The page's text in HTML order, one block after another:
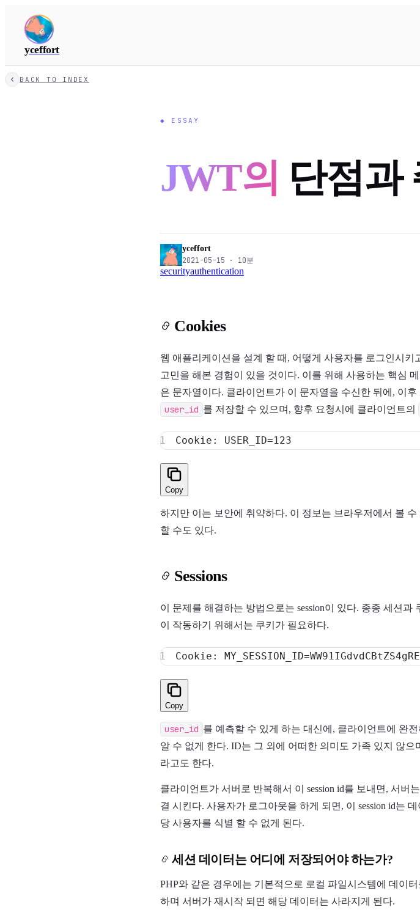
yceffort
BACK TO INDEX
◆ ESSAY
JWT의 단점과
yceffort
2021-05-15 · 10분
securityauthentication
Cookies
웹 애플리케이션을 설계 할 때, 어떻게 사용자를 로그인시
고민을 해본 경험이 있을 것이다. 이를 위해 사용하는 핵심
은 문자열이다. 클라이언트가 이 문자열을 수신한 뒤에, 이
user_id 를 저장할 수 있으며, 향후 요청시에 클라이언트의
Copy
하지만 이는 보안에 취약하다. 이 정보는 브라우저에서 볼
할 수도 있다.
Sessions
이 문제를 해결하는 방법으로는 session이 있다. 종종 세션
이 작동하기 위해서는 쿠키가 필요하다.
Copy
user_id 를 예측할 수 있게 하는 대신에, 클라이언트에 완
알 수 없게 한다. ID는 그 외에 어떠한 의미도 가족 있지 않으
라고도 한다.
클라이언트가 서버로 반복해서 이 session id를 보내면, 서
결 시킨다. 사용자가 로그아웃을 하게 되면, 이 session id는
당 사용자를 식별 할 수 없게 된다.
세션 데이터는 어디에 저장되어야 하는가?
PHP와 같은 경우에는 기본적으로 로컬 파일시스템에 데이
하며 서버가 재시작 되면 해당 데이터는 사라지게 된다.